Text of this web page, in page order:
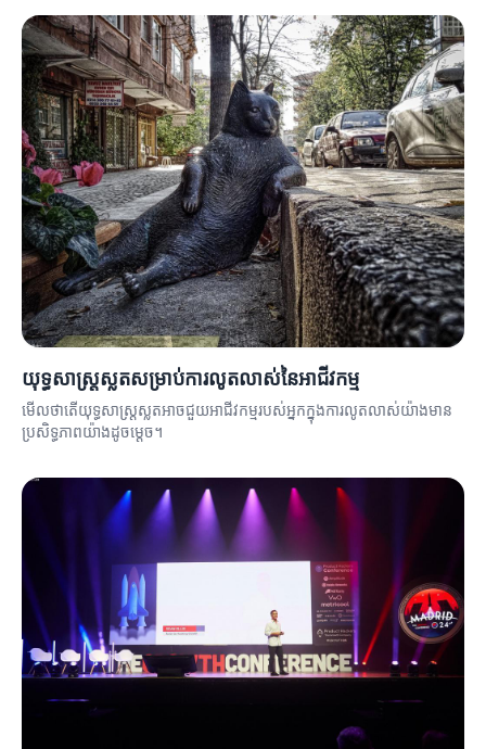
យុទ្ធសាស្ត្រស្លតសម្រាប់ការលូតលាស់នៃអាជីវកម្ម
មើលថាតើយុទ្ធសាស្ត្រស្លតអាចជួយអាជីវកម្មរបស់អ្នកក្នុងការលូតលាស់យ៉ាងមាន
ប្រសិទ្ធភាពយ៉ាងដូចម្តេច។